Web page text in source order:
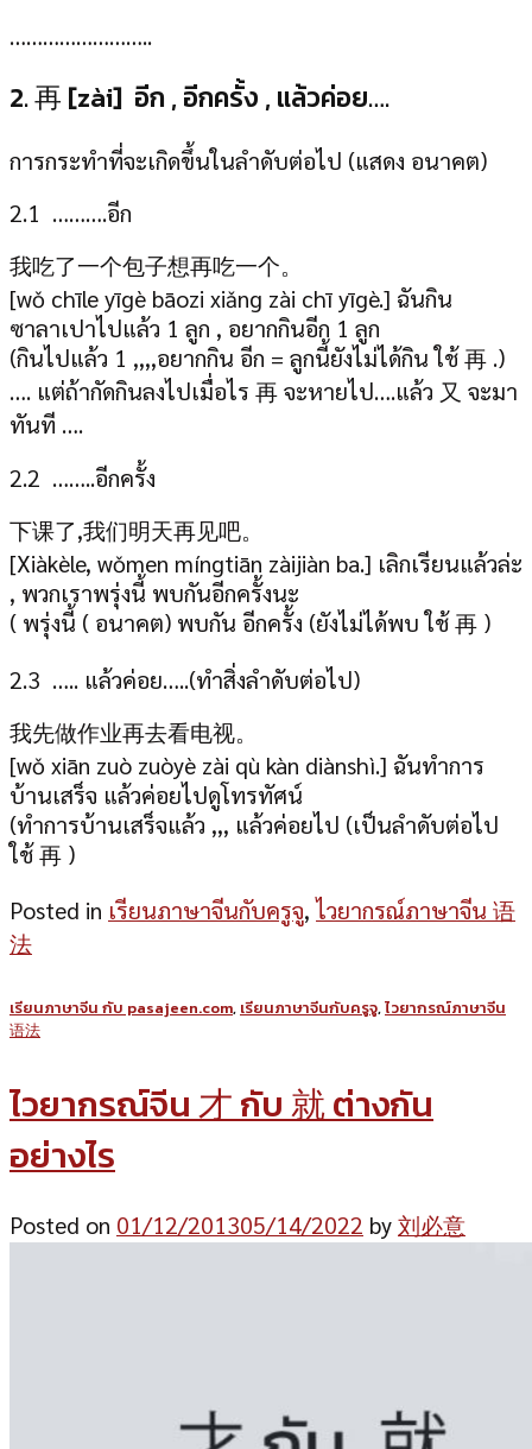
……………………..
2. 再 [zài] อีก , อีกครั้ง , แล้วค่อย….
การกระทำที่จะเกิดขึ้นในลำดับต่อไป (แสดง อนาคต)
2.1 ……….อีก
我吃了一个包子想再吃一个。
[wǒ chīle yīgè bāozi xiǎng zài chī yīgè.] ฉันกิน
ซาลาเปาไปแล้ว 1 ลูก , อยากกินอีก 1 ลูก
(กินไปแล้ว 1 ,,,,อยากกิน อีก = ลูกนี้ยังไม่ได้กิน ใช้ 再 .)
…. แต่ถ้ากัดกินลงไปเมื่อไร 再 จะหายไป….แล้ว 又 จะมา
ทันที ….
2.2 ……..อีกครั้ง
下课了,我们明天再见吧。
[Xiàkèle, wǒmen míngtiān zàijiàn ba.] เลิกเรียนแล้วล่ะ
, พวกเราพรุ่งนี้ พบกันอีกครั้งนะ
( พรุ่งนี้ ( อนาคต) พบกัน อีกครั้ง (ยังไม่ได้พบ ใช้ 再 )
2.3 ….. แล้วค่อย…..(ทำสิ่งลำดับต่อไป)
我先做作业再去看电视。
[wǒ xiān zuò zuòyè zài qù kàn diànshì.] ฉันทำการ
บ้านเสร็จ แล้วค่อยไปดูโทรทัศน์
(ทำการบ้านเสร็จแล้ว ,,, แล้วค่อยไป (เป็นลำดับต่อไป
ใช้ 再 )
Posted in เรียนภาษาจีนกับครูจู,ไวยากรณ์ภาษาจีน 语
法
เรียนภาษาจีน กับ pasajeen.com, เรียนภาษาจีนกับครูจู,ไวยากรณ์ภาษาจีน
语法
ไวยากรณ์จีน 才 กับ 就 ต่างกัน
อย่างไร
Posted on 01/12/201305/14/2022 by 刘必意